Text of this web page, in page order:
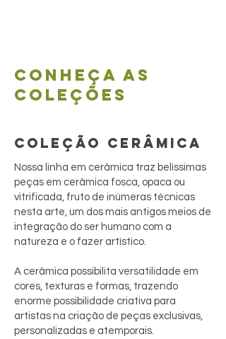
Conheça as
coleções
COLEÇÃO CERÂMICA
Nossa linha em cerâmica traz belíssimas
peças em cerâmica fosca, opaca ou
vitrificada, fruto de inúmeras técnicas
nesta arte, um dos mais antigos meios de
integração do ser humano com a
natureza e o fazer artístico.
A cerâmica possibilita versatilidade em
cores, texturas e formas, trazendo
enorme possibilidade criativa para
artistas na criação de peças exclusivas,
personalizadas e atemporais.